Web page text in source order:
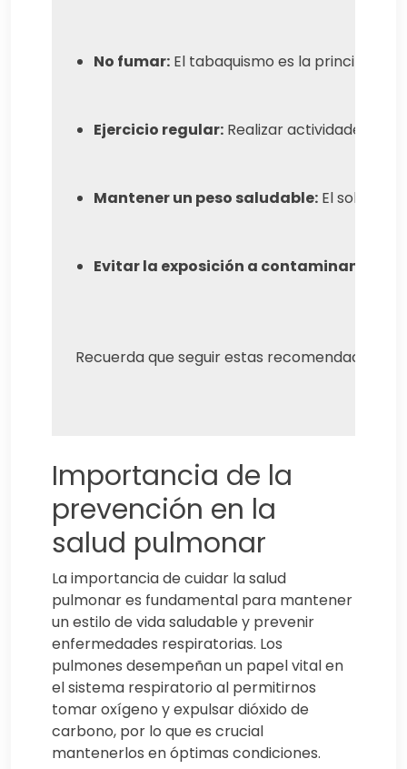
No fumar: El tabaquismo es la principal
Ejercicio regular: Realizar actividades
Mantener un peso saludable: El
Evitar la exposición a contaminantes:
Recuerda que seguir estas
Importancia de la
prevención en la
salud pulmonar
La importancia de cuidar la salud
pulmonar es fundamental para mantener
un estilo de vida saludable y prevenir
enfermedades respiratorias. Los
pulmones desempeñan un papel vital en
el sistema respiratorio al permitirnos
tomar oxígeno y expulsar dióxido de
carbono, por lo que es crucial
mantenerlos en óptimas condiciones.